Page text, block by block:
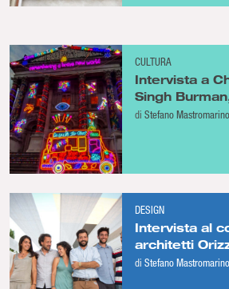
CULTURA
Intervista a
Singh
l’opera che
diStefano Mastromarino
DESIGN
Intervista al
architetti
rigenerazione
diStefano Mastromarino